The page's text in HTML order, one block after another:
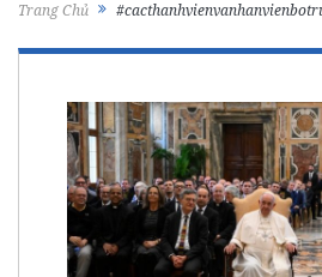
Trang Chủ